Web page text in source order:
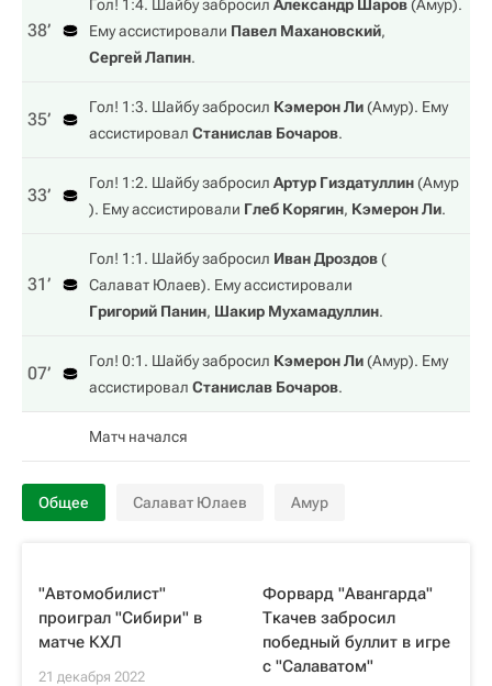
38‎’‎
Гол! 1:4. Шайбу забросил Александр Шаров(Амур).
Ему ассистировали Павел Махановский,
Сергей Лапин.
35‎’‎
Гол! 1:3. Шайбу забросил Кэмерон Ли(Амур). Ему
ассистировал Станислав Бочаров.
33‎’‎
Гол! 1:2. Шайбу забросил Артур Гиздатуллин(Амур
). Ему ассистировали Глеб Корягин, Кэмерон Ли.
31‎’‎
Гол! 1:1. Шайбу забросил Иван Дроздов(
Салават Юлаев). Ему ассистировали
Григорий Панин, Шакир Мухамадуллин.
07‎’‎
Гол! 0:1. Шайбу забросил Кэмерон Ли(Амур). Ему
ассистировал Станислав Бочаров.
Матч начался
Общее Салават Юлаев Амур
"Автомобилист"
проиграл "Сибири" в
матче КХЛ
21 декабря 2022
Форвард "Авангарда"
Ткачев забросил
победный буллит в игре
с "Салаватом"